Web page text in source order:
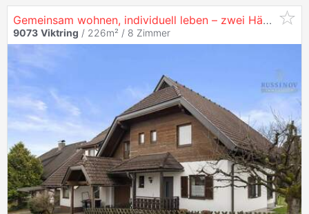
Gemeinsam wohnen, individuell leben – zwei Häuser in perfekter Lage #
9073 Viktring / 226m² / 8 Zimmer